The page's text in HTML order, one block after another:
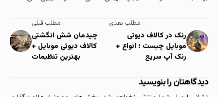
مطلب قبلی
چیدمان شش انگشتی
کالاف دیوتی موبایل +
بهترین تنظیمات
مطلب بعدی
رنک در کالاف دیوتی
موبایل چیست ؛ انواع +
رنک آپ سریع
دیدگاهتان را بنویسید